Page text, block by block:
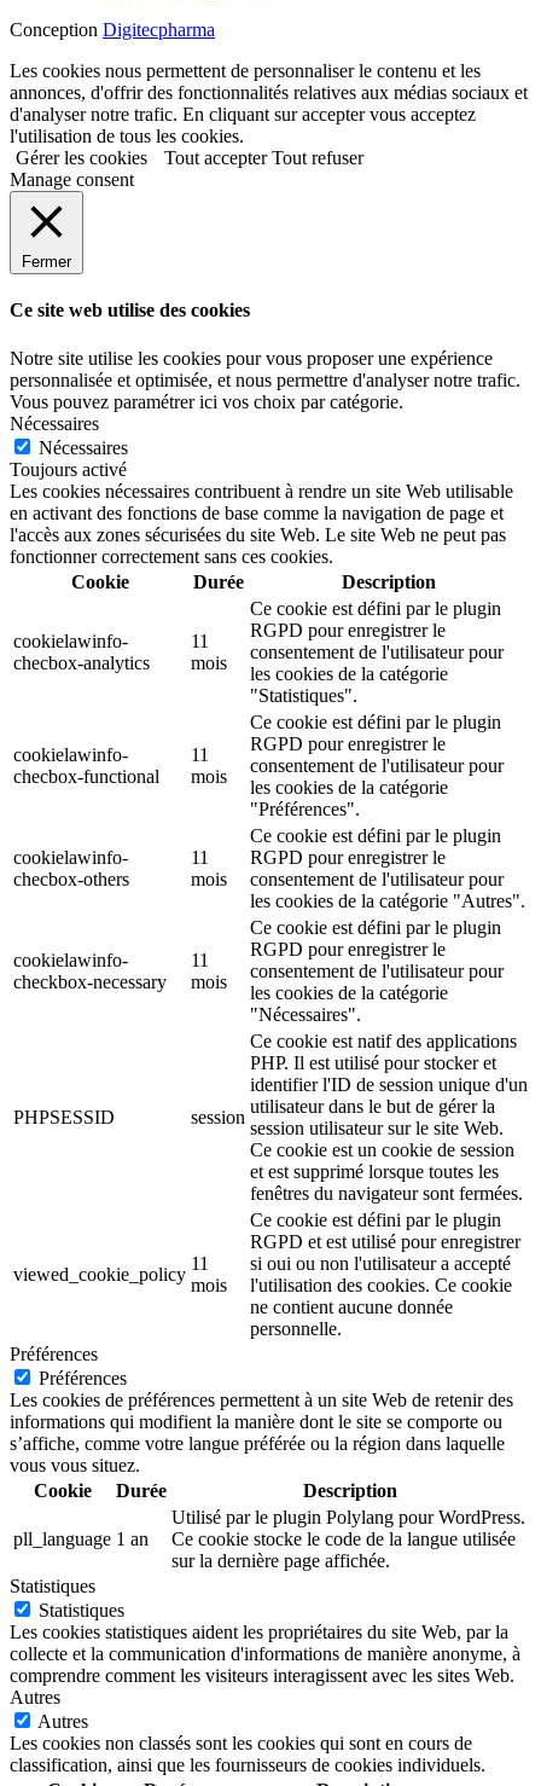
Conception Digitecpharma
Les cookies nous permettent de personnaliser le contenu et les
annonces, d'offrir des fonctionnalités relatives aux médias sociaux et
d'analyser notre trafic. En cliquant sur accepter vous acceptez
l'utilisation de tous les cookies.
Gérer les cookies
Tout accepterTout refuser
Manage consent
Fermer
Ce site web utilise des cookies
Notre site utilise les cookies pour vous proposer une expérience
personnalisée et optimisée, et nous permettre d'analyser notre trafic.
Vous pouvez paramétrer ici vos choix par catégorie.
Nécessaires
Nécessaires
Toujours activé
Les cookies nécessaires contribuent à rendre un site Web utilisable
en activant des fonctions de base comme la navigation de page et
l'accès aux zones sécurisées du site Web. Le site Web ne peut pas
fonctionner correctement sans ces cookies.
Cookie
Durée Description
cookielawinfo-
checbox-analytics
11
mois
Ce cookie est défini par le plugin
RGPD pour enregistrer le
consentement de l'utilisateur pour
les cookies de la catégorie
"Statistiques".
cookielawinfo-
checbox-functional
11
mois
Ce cookie est défini par le plugin
RGPD pour enregistrer le
consentement de l'utilisateur pour
les cookies de la catégorie
"Préférences".
cookielawinfo-
checbox-others
11
mois
Ce cookie est défini par le plugin
RGPD pour enregistrer le
consentement de l'utilisateur pour
les cookies de la catégorie "Autres".
cookielawinfo-
checkbox-necessary
11
mois
Ce cookie est défini par le plugin
RGPD pour enregistrer le
consentement de l'utilisateur pour
les cookies de la catégorie
"Nécessaires".
PHPSESSID session
Ce cookie est natif des applications
PHP. Il est utilisé pour stocker et
identifier l'ID de session unique d'un
utilisateur dans le but de gérer la
session utilisateur sur le site Web.
Ce cookie est un cookie de session
et est supprimé lorsque toutes les
fenêtres du navigateur sont fermées.
viewed_cookie_policy
11
mois
Ce cookie est défini par le plugin
RGPD et est utilisé pour enregistrer
si oui ou non l'utilisateur a accepté
l'utilisation des cookies. Ce cookie
ne contient aucune donnée
personnelle.
Préférences
Préférences
Les cookies de préférences permettent à un site Web de retenir des
informations qui modifient la manière dont le site se comporte ou
s’affiche, comme votre langue préférée ou la région dans laquelle
vous vous situez.
Cookie
Durée Description
pll_language 1 an
Utilisé par le plugin Polylang pour WordPress.
Ce cookie stocke le code de la langue utilisée
sur la dernière page affichée.
Statistiques
Statistiques
Les cookies statistiques aident les propriétaires du site Web, par la
collecte et la communication d'informations de manière anonyme, à
comprendre comment les visiteurs interagissent avec les sites Web.
Autres
Autres
Les cookies non classés sont les cookies qui sont en cours de
classification, ainsi que les fournisseurs de cookies individuels.